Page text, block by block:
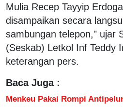
Mulia Recep Tayyip
disampaikan secara
sambungan telepon," ujar
(Seskab) Letkol Inf Teddy
keterangan pers.
Baca Juga :
Menkeu Pakai Rompi